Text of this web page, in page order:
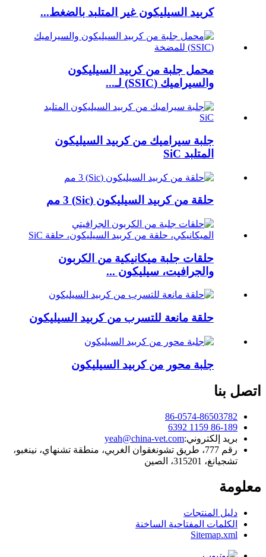
كربيد السيليكون غير المتلبد بالضغط...
محمل جلبة من كربيد السيليكون
والسيراميك (SSIC) لـ...
جلبة سيراميك من كربيد السيليكون
المتلبد SiC
حلقة من كربيد السيليكون (Sic) 3 مم
حلقات جلبة ميكانيكية من الكربون
والجرافيت، سيليكون ...
حلقة مانعة للتسرب من كربيد السيليكون
جلبة محور من كربيد السيليكون
اتصل بنا
86-0574-86503782
86-189 1159 6392
بريد إلكتروني:yeah@china-vet.com
رقم 777، طريق تشونغقوان الغربي، منطقة تشنهاي، نينغبو،
تشجيانغ، 315201، الصين
معلومة
دليل المنتجات
الكلمات المفتاحية الساخنة
Sitemap.xml